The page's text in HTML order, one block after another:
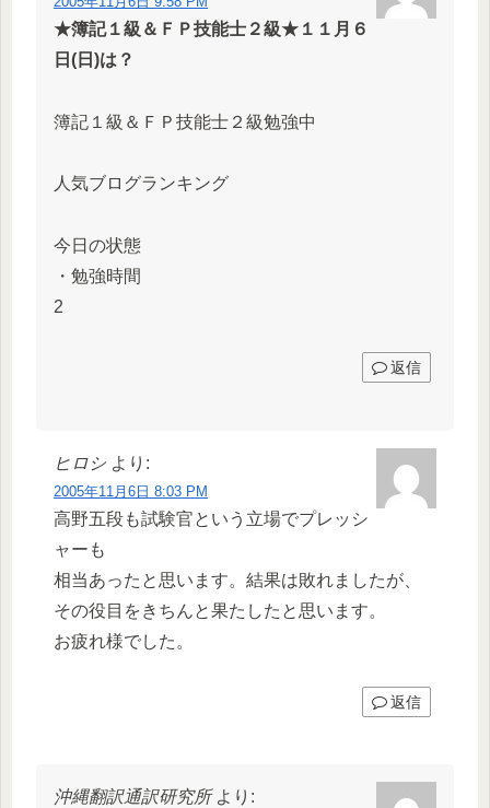
★簿記１級＆ＦＰ技能士２級★１１月６
日(日)は？
簿記１級＆ＦＰ技能士２級勉強中
人気ブログランキング
今日の状態
・勉強時間
2
返信
ヒロシ より:
2005年11月6日 8:03 PM
高野五段も試験官という立場でプレッシ
ャーも
相当あったと思います。結果は敗れましたが、
その役目をきちんと果たしたと思います。
お疲れ様でした。
返信
沖縄翻訳通訳研究所 より: